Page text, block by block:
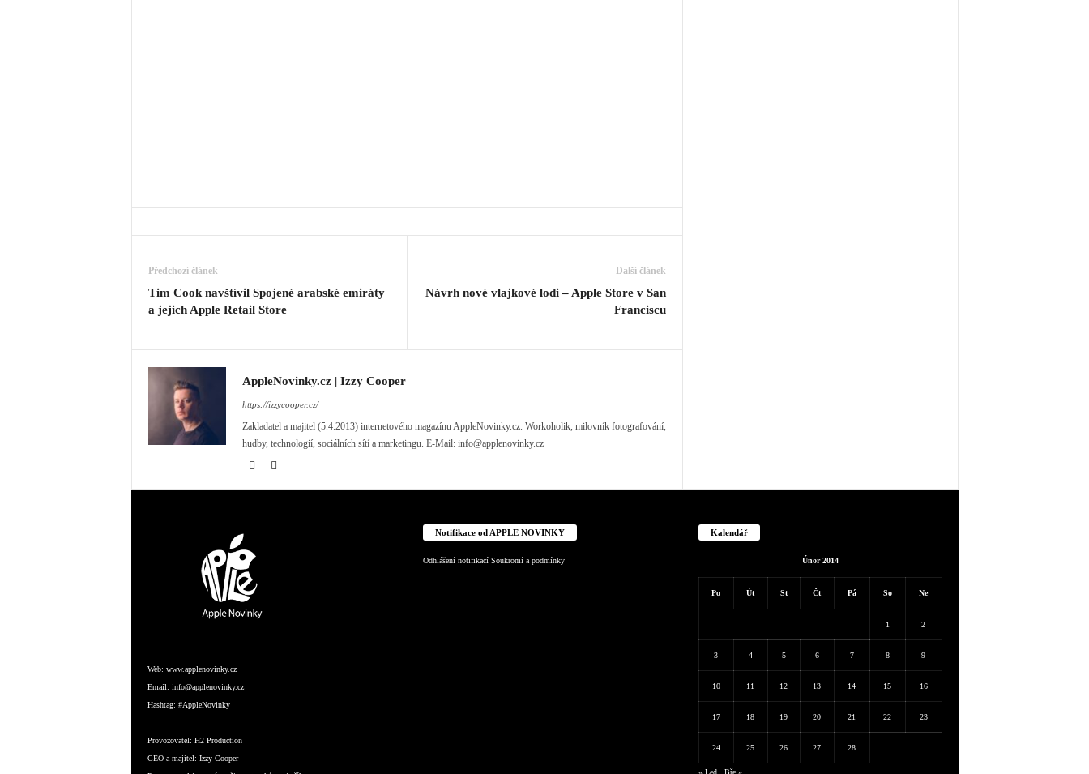
Předchozí článek
Tim Cook navštívil Spojené arabské emiráty
a jejich Apple Retail Store
Další článek
Návrh nové vlajkové lodi – Apple Store v San
Franciscu
AppleNovinky.cz | Izzy Cooper
https://izzycooper.cz/
Zakladatel a majitel (5.4.2013) internetového magazínu AppleNovinky.cz. Workoholik, milovník fotografování,
hudby, technologií, sociálních sítí a marketingu. E-Mail: info@applenovinky.cz
Web: www.applenovinky.cz
Email: info@applenovinky.cz
Hashtag: #AppleNovinky
Provozovatel: H2 Production
CEO a majitel: Izzy Cooper
Notifikace od APPLE NOVINKY
Odhlášení notifikací Soukromí a podmínky
Kalendář
Únor 2014
Po Út St Čt Pá So Ne
1 2
3 4 5 6 7 8 9
10 11 12 13 14 15 16
17 18 19 20 21 22 23
24 25 26 27 28
« Led Bře »